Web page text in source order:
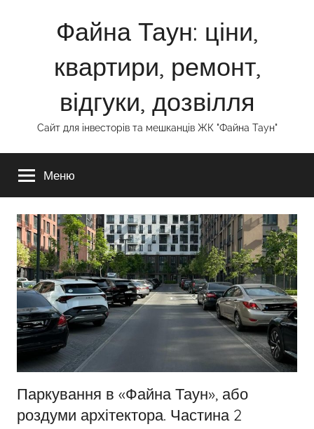
Файна Таун: ціни,
квартири, ремонт,
відгуки, дозвілля
Сайт для інвесторів та мешканців ЖК "Файна Таун"
Меню
Паркування в «Файна Таун», або
роздуми архітектора. Частина 2